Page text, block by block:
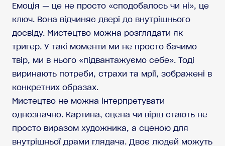
Емоція — це не просто «сподобалось чи ні», це
ключ. Вона відчиняє двері до внутрішнього
досвіду. Мистецтво можна розглядати як
тригер. У такі моменти ми не просто бачимо
твір, ми в нього «підвантажуємо себе». Тоді
виринають потреби, страхи та мрії, зображені в
конкретних образах.
Мистецтво не можна інтерпретувати
однозначно. Картина, сцена чи вірш стають не
просто виразом художника, а сценою для
внутрішньої драми глядача. Двоє людей можуть